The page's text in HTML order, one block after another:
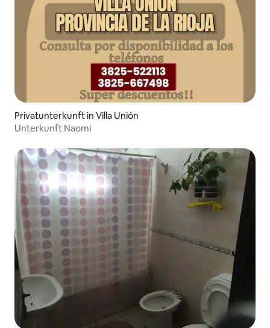
Privatunterkunft in Villa Unión
Unterkunft Naomi